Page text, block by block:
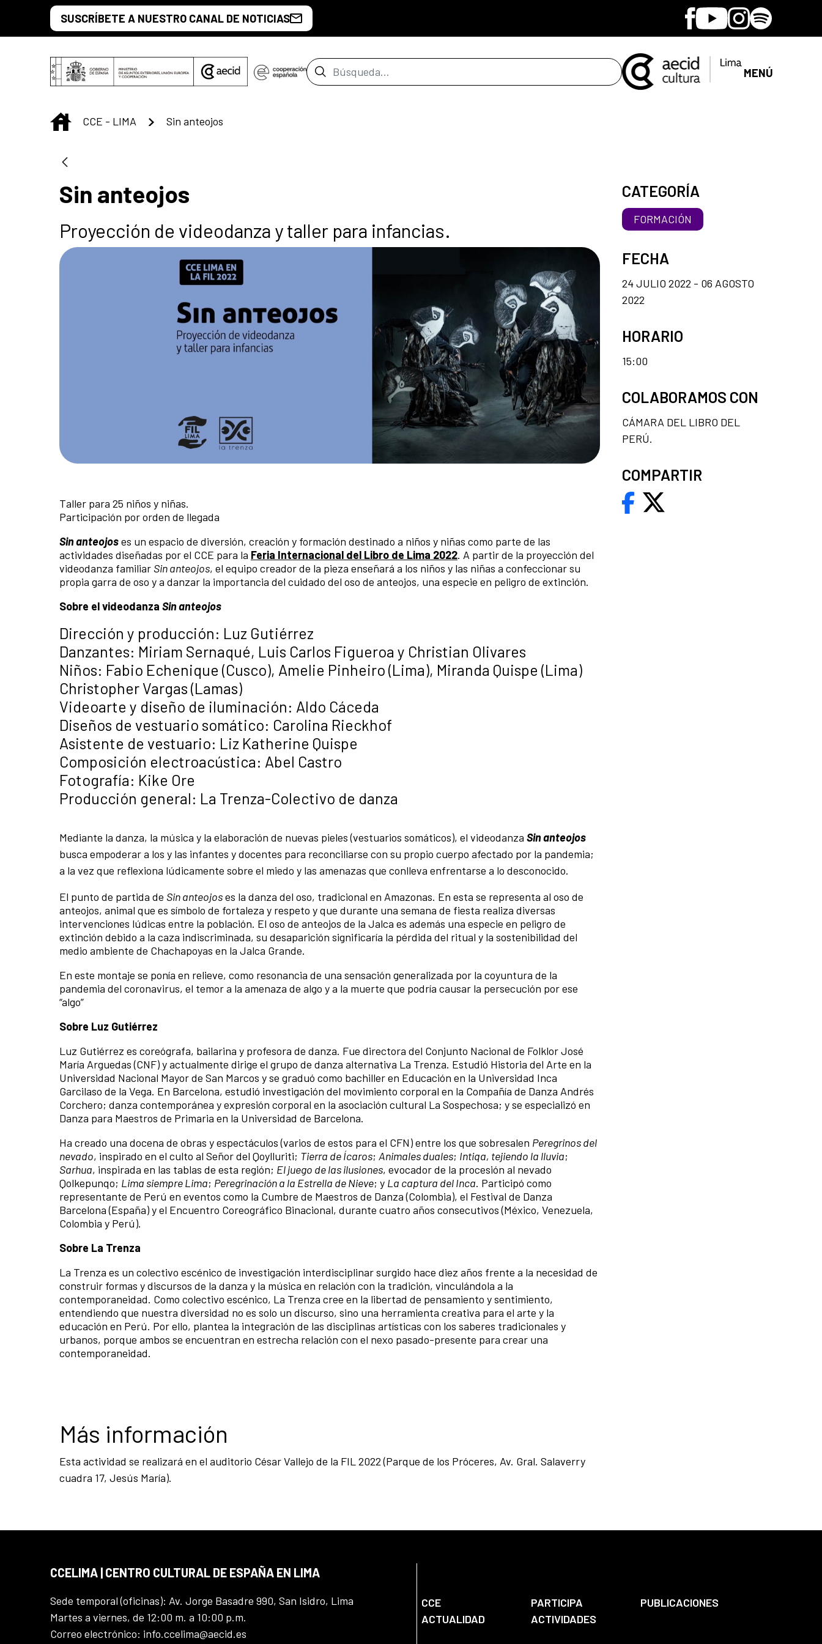
Saltar al contenido principal
SUSCRÍBETE A NUESTRO CANAL DE NOTICIAS Facebook
YoutubeInstagram
Spotify
Barra de búsqueda MENÚ
INICIO
CCE - LIMA Sin anteojos
Sin anteojos
Proyección de videodanza y taller para infancias.
Taller para 25 niños y niñas.
Participación por orden de llegada
Sin anteojoses un espacio de diversión, creación y formación destinado a niños y niñas como parte de las
actividades diseñadas por el CCE para la Feria Internacional del Libro de Lima 2022. A partir de la proyección del
videodanza familiar Sin anteojos, el equipo creador de la pieza enseñará a los niños y las niñas a confeccionar su
propia garra de oso y a danzar la importancia del cuidado del oso de anteojos, una especie en peligro de extinción.
Sobre el videodanza Sin anteojos
Dirección y producción: Luz Gutiérrez
Danzantes: Miriam Sernaqué, Luis Carlos Figueroa y Christian Olivares
Niños: Fabio Echenique (Cusco), Amelie Pinheiro (Lima), Miranda Quispe (Lima)
Christopher Vargas (Lamas)
Videoarte y diseño de iluminación: Aldo Cáceda
Diseños de vestuario somático: Carolina Rieckhof
Asistente de vestuario: Liz Katherine Quispe
Composición electroacústica: Abel Castro
Fotografía: Kike Ore
Producción general: La Trenza-Colectivo de danza
Mediante la danza, la música y la elaboración de nuevas pieles (vestuarios somáticos), el videodanza Sin anteojos
busca empoderar a los y las infantes y docentes para reconciliarse con su propio cuerpo afectado por la pandemia;
a la vez que reflexiona lúdicamente sobre el miedo y las amenazas que conlleva enfrentarse a lo desconocido.
El punto de partida de Sin anteojoses la danza del oso, tradicional en Amazonas. En esta se representa al oso de
anteojos, animal que es símbolo de fortaleza y respeto y que durante una semana de fiesta realiza diversas
intervenciones lúdicas entre la población. El oso de anteojos de la Jalca es además una especie en peligro de
extinción debido a la caza indiscriminada, su desaparición significaría la pérdida del ritual y la sostenibilidad del
medio ambiente de Chachapoyas en la Jalca Grande.
En este montaje se ponía en relieve, como resonancia de una sensación generalizada por la coyuntura de la
pandemia del coronavirus, el temor a la amenaza de algo y a la muerte que podría causar la persecución por ese
“algo”
Sobre Luz Gutiérrez
Luz Gutiérrez es coreógrafa, bailarina y profesora de danza. Fue directora del Conjunto Nacional de Folklor José
María Arguedas (CNF) y actualmente dirige el grupo de danza alternativa La Trenza. Estudió Historia del Arte en la
Universidad Nacional Mayor de San Marcos y se graduó como bachiller en Educación en la Universidad Inca
Garcilaso de la Vega. En Barcelona, estudió investigación del movimiento corporal en la Compañía de Danza Andrés
Corchero; danza contemporánea y expresión corporal en la asociación cultural La Sospechosa; y se especializó en
Danza para Maestros de Primaria en la Universidad de Barcelona.
Ha creado una docena de obras y espectáculos (varios de estos para el CFN) entre los que sobresalen Peregrinos del
nevado, inspirado en el culto al Señor del Qoylluriti; Tierra de Ícaros; Animales duales; Intiqa, tejiendo la lluvia;
Sarhua, inspirada en las tablas de esta región; El juego de las ilusiones, evocador de la procesión al nevado
Qolkepunqo; Lima siempre Lima; Peregrinación a la Estrella de Nieve; y La captura del Inca. Participó como
representante de Perú en eventos como la Cumbre de Maestros de Danza (Colombia), el Festival de Danza
Barcelona (España) y el Encuentro Coreográfico Binacional, durante cuatro años consecutivos (México, Venezuela,
Colombia y Perú).
Sobre La Trenza
La Trenza es un colectivo escénico de investigación interdisciplinar surgido hace diez años frente a la necesidad de
construir formas y discursos de la danza y la música en relación con la tradición, vinculándola a la
contemporaneidad. Como colectivo escénico, La Trenza cree en la libertad de pensamiento y sentimiento,
entendiendo que nuestra diversidad no es solo un discurso, sino una herramienta creativa para el arte y la
educación en Perú. Por ello, plantea la integración de las disciplinas artísticas con los saberes tradicionales y
urbanos, porque ambos se encuentran en estrecha relación con el nexo pasado-presente para crear una
contemporaneidad.
Más información
Esta actividad se realizará en el auditorio César Vallejo de la FIL 2022 (Parque de los Próceres, Av. Gral. Salaverry
cuadra 17, Jesús María).
CATEGORÍA
FORMACIÓN
FECHA
24 JULIO 2022 - 06 AGOSTO
2022
HORARIO
15:00
COLABORAMOS CON
CÁMARA DEL LIBRO DEL
PERÚ.
COMPARTIR
CCELIMA | CENTRO CULTURAL DE ESPAÑA EN LIMA
Sede temporal (oficinas): Av. Jorge Basadre 990, San Isidro, Lima
Martes a viernes, de 12:00 m. a 10:00 p.m.
Correo electrónico: info.ccelima@aecid.es
CCE PARTICIPA
PUBLICACIONES
ACTUALIDAD
ACTIVIDADES